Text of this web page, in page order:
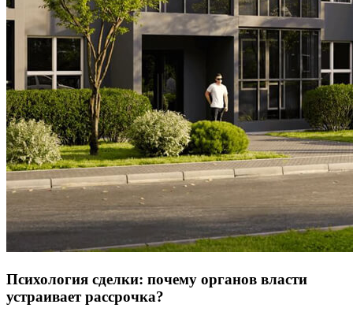
Психология сделки: почему органов власти
устраивает рассрочка?